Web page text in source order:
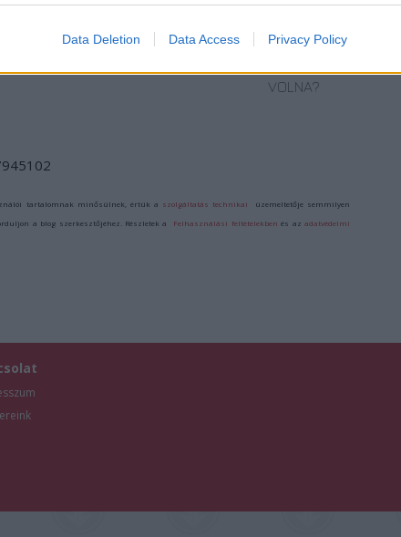
allow Google to enable storage related to security, including
functionality and fraud prevention, and other user protection.
Data Deletion Data Access Privacy Policy
LEGJOBB
LETT AZ ÉV
JAZZ ALBUMA
NÉZNI AZZAL,
AKIVÉ
VÁLHATTÁL
VOLNA?
tartalomnak minősülnek, értük a szolgáltatás technikai üzemeltetője semmilyen
a blog szerkesztőjéhez. Részletek a Felhasználási feltételekben és azadatvédelmi